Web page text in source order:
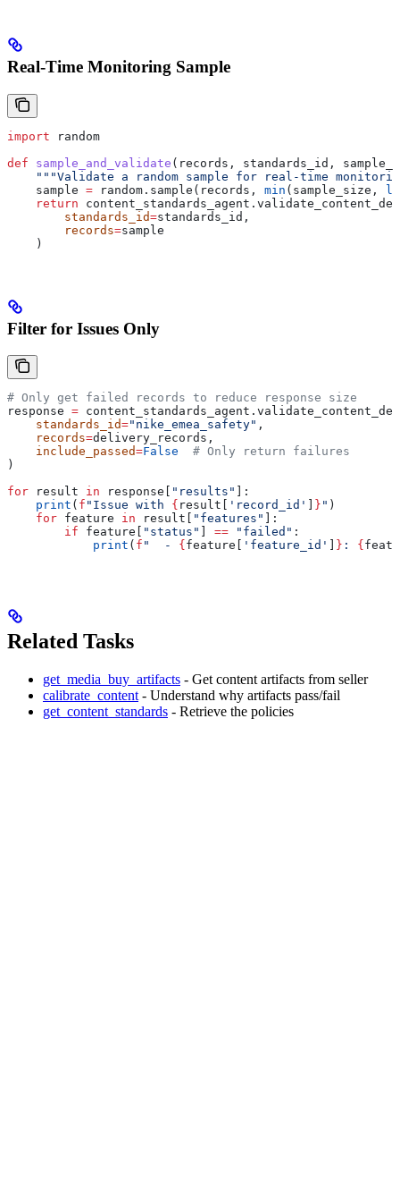
Real-Time Monitoring Sample
import random
def sample_and_validate ( records , standards_id ,
"""Validate a random sample for real-time
    sample
= random.sample(records, min (sample_size,
    return
        standards_id
=standards_id,
        records
=sample
    )
Filter for Issues Only
# Only get failed records to reduce response size
response =
    standards_id
="nike_emea_safety" ,
    records
=delivery_records,
    include_passed
=False
  # Only return failures
)
for result in response[ "results"
]:
    print
( f "Issue with { result[ 'record_id' } " )
    for
feature in result[ "features"
]:
        if
feature[ "status" == "failed" :
            print
( f "  - { feature[ 'feature_id' } : {
Related Tasks
get_media_buy_artifacts - Get content artifacts from seller
calibrate_content - Understand why artifacts pass/fail
get_content_standards - Retrieve the policies